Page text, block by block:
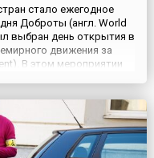
стало ежегодное
Доброты (англ. World
выбран день открытия в
движения за
В этом мероприятии